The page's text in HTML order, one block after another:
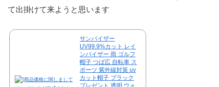
て出掛けて来ようと思います
サンバイザー
UV99.9%カット レイ
ンバイザー 雨 ゴルフ
帽子 つば広 自転車 ス
ポーツ 紫外線対策 uv
カット帽子 ブラック
プレゼント 透明 ウォ